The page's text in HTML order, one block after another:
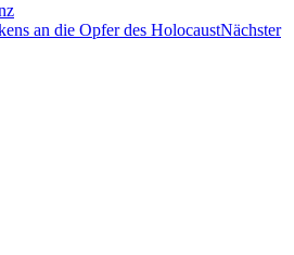
an die Opfer des HolocaustNächster